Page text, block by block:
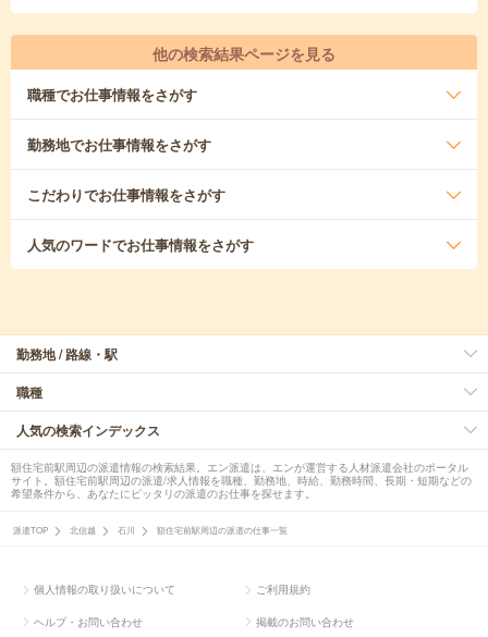
他の検索結果ページを見る
職種でお仕事情報をさがす
勤務地でお仕事情報をさがす
こだわりでお仕事情報をさがす
人気のワードでお仕事情報をさがす
勤務地 / 路線・駅
職種
人気の検索インデックス
額住宅前駅周辺の派遣情報の検索結果。エン派遣は、エンが運営する人材派遣会社のポータル
サイト。額住宅前駅周辺の派遣/求人情報を職種、勤務地、時給、勤務時間、長期・短期などの
希望条件から、あなたにピッタリの派遣のお仕事を探せます。
派遣TOP 北信越 石川 額住宅前駅周辺の派遣の仕事一覧
個人情報の取り扱いについて ご利用規約
ヘルプ・お問い合わせ 掲載のお問い合わせ